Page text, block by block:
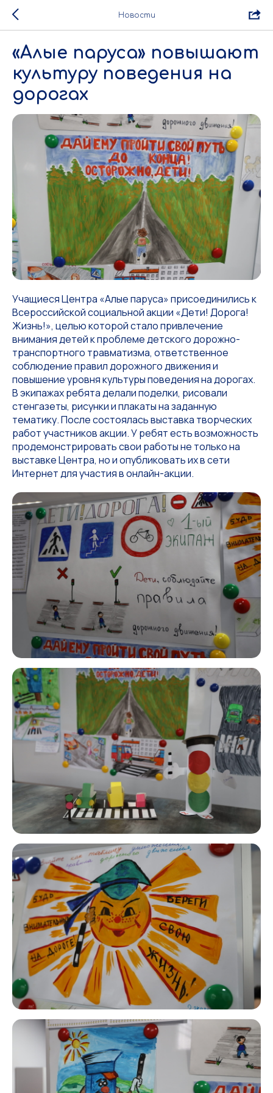
Новости
«Алые паруса» повышают
культуру поведения на
дорогах
Учащиеся Центра «Алые паруса» присоединились к
Всероссийской социальной акции «Дети! Дорога!
Жизнь!», целью которой стало привлечение
внимания детей к проблеме детского дорожно-
транспортного травматизма, ответственное
соблюдение правил дорожного движения и
повышение уровня культуры поведения на дорогах.
В экипажах ребята делали поделки, рисовали
стенгазеты, рисунки и плакаты на заданную
тематику. После состоялась выставка творческих
работ участников акции. У ребят есть возможность
продемонстрировать свои работы не только на
выставке Центра, но и опубликовать их в сети
Интернет для участия в онлайн-акции.